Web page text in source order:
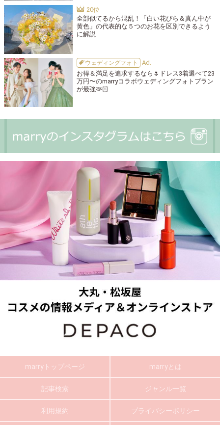
全部似てるから混乱！「白い花びら＆真ん中が
黄色」の代表的な５つのお花を区別できるよう
に解説
ウェディングフォト
お得＆満足を追求するなら🌷ドレス3着選べて23
万円〜のmarryコラボウェディングフォトプラン
が最強🫶🏻
marryトップページ marryとは
記事検索 ジャンル一覧
利用規約 プライバシーポリシー